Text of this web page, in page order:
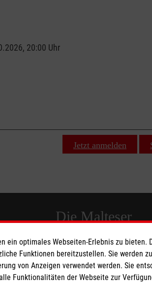
20:00 Uhr
Jetzt anmelden
Die Malteser
Malteser in Deutschland
Malteserorden
Sharepoint
ein optimales Webseiten-Erlebnis zu
Funktionen bereitzustellen. Sie werden
von Anzeigen verwendet werden. Sie
Funktionalitäten der Webseite zur